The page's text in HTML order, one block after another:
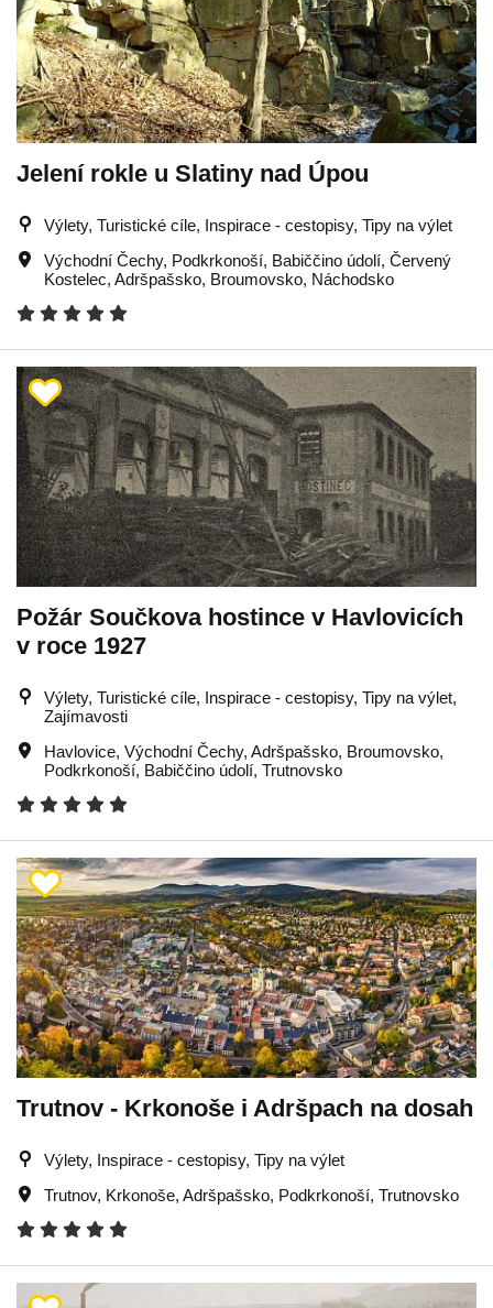
Jelení rokle u Slatiny nad Úpou
Výlety, Turistické cíle, Inspirace - cestopisy, Tipy na výlet
Východní Čechy, Podkrkonoší, Babiččino údolí, Červený
Kostelec, Adršpašsko, Broumovsko, Náchodsko
Požár Součkova hostince v Havlovicích
v roce 1927
Výlety, Turistické cíle, Inspirace - cestopisy, Tipy na výlet,
Zajímavosti
Havlovice, Východní Čechy, Adršpašsko, Broumovsko,
Podkrkonoší, Babiččino údolí, Trutnovsko
Trutnov - Krkonoše i Adršpach na dosah
Výlety, Inspirace - cestopisy, Tipy na výlet
Trutnov, Krkonoše, Adršpašsko, Podkrkonoší, Trutnovsko